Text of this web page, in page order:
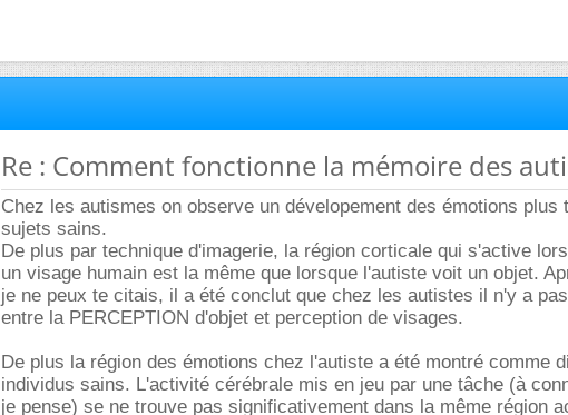
Re : Comment fonctionne la mémoire des
Chez les autismes on observe un dévelopement des émotions plus
sujets sains.
De plus par technique d'imagerie, la région corticale qui s'active
un visage humain est la même que lorsque l'autiste voit un objet.
je ne peux te citais, il a été conclut que chez les autistes il n'y a
entre la PERCEPTION d'objet et perception de visages.
De plus la région des émotions chez l'autiste a été montré comme
individus sains. L'activité cérébrale mis en jeu par une tâche (à
je pense) se ne trouve pas significativement dans la même région